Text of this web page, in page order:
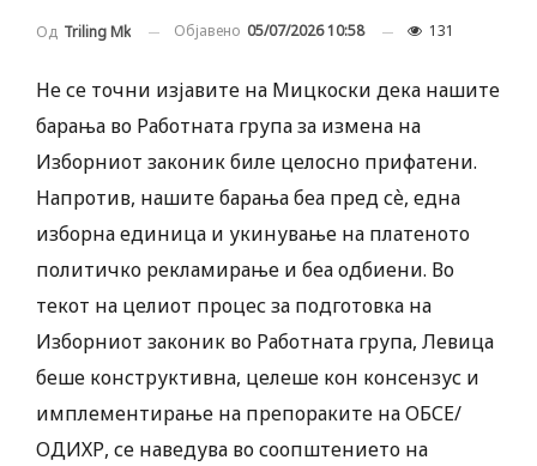
Од Triling Mk Објавено 05/07/2026 10:58 131
Не се точни изјавите на Мицкоски дека нашите
барања во Работната група за измена на
Изборниот законик биле целосно прифатени.
Напротив, нашите барања беа пред сѐ, една
изборна единица и укинување на платеното
политичко рекламирање и беа одбиени. Во
текот на целиот процес за подготовка на
Изборниот законик во Работната група, Левица
беше конструктивна, целеше кон консензус и
имплементирање на препораките на ОБСЕ/
ОДИХР, се наведува во соопштението на